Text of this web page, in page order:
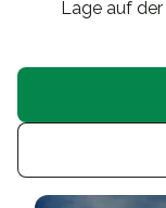
Lage auf der